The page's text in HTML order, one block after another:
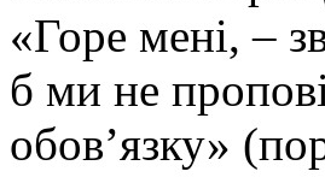
«Горе мені, –
б ми не
обов’язку»